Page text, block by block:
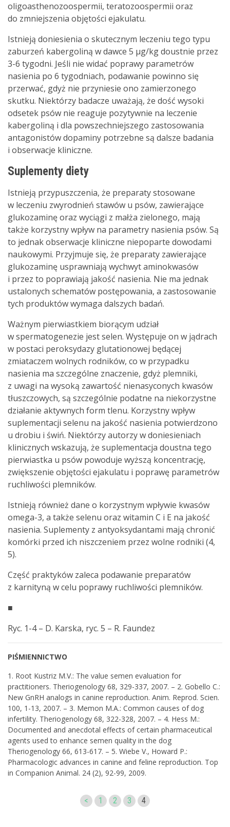
oligoasthenozoospermii, teratozoospermii oraz
do zmniejszenia objętości ejakulatu.
Istnieją doniesienia o skutecznym leczeniu tego typu
zaburzeń kabergoliną w dawce 5 µg/kg doustnie przez
3-6 tygodni. Jeśli nie widać poprawy parametrów
nasienia po 6 tygodniach, podawanie powinno się
przerwać, gdyż nie przyniesie ono zamierzonego
skutku. Niektórzy badacze uważają, że dość wysoki
odsetek psów nie reaguje pozytywnie na leczenie
kabergoliną i dla powszechniejszego zastosowania
antagonistów dopaminy potrzebne są dalsze badania
i obserwacje kliniczne.
Suplementy diety
Istnieją przypuszczenia, że preparaty stosowane
w leczeniu zwyrodnień stawów u psów, zawierające
glukozaminę oraz wyciągi z małża zielonego, mają
także korzystny wpływ na parametry nasienia psów. Są
to jednak obserwacje kliniczne niepoparte dowodami
naukowymi. Przyjmuje się, że preparaty zawierające
glukozaminę usprawniają wychwyt aminokwasów
i przez to poprawiają jakość nasienia. Nie ma jednak
ustalonych schematów postępowania, a zastosowanie
tych produktów wymaga dalszych badań.
Ważnym pierwiastkiem biorącym udział
w spermatogenezie jest selen. Występuje on w jądrach
w postaci peroksydazy glutationowej będącej
zmiataczem wolnych rodników, co w przypadku
nasienia ma szczególne znaczenie, gdyż plemniki,
z uwagi na wysoką zawartość nienasyconych kwasów
tłuszczowych, są szczególnie podatne na niekorzystne
działanie aktywnych form tlenu. Korzystny wpływ
suplementacji selenu na jakość nasienia potwierdzono
u drobiu i świń. Niektórzy autorzy w doniesieniach
klinicznych wskazują, że suplementacja doustna tego
pierwiastka u psów powoduje wyższą koncentrację,
zwiększenie objętości ejakulatu i poprawę parametrów
ruchliwości plemników.
Istnieją również dane o korzystnym wpływie kwasów
omega-3, a także selenu oraz witamin C i E na jakość
nasienia. Suplementy z antyoksydantami mają chronić
komórki przed ich niszczeniem przez wolne rodniki (4,
5).
Część praktyków zaleca podawanie preparatów
z karnityną w celu poprawy ruchliwości plemników.
■
Ryc. 1-4 – D. Karska, ryc. 5 – R. Faundez
PIŚMIENNICTWO
1. Root Kustriz M.V.: The value semen evaluation for
practitioners. Theriogenology 68, 329-337, 2007. – 2. Gobello C.:
New GnRH analogs in canine reproduction. Anim. Reprod. Scien.
100, 1-13, 2007. – 3. Memon M.A.: Common causes of dog
infertility. Theriogenology 68, 322-328, 2007. – 4. Hess M.:
Documented and anecdotal effects of certain pharmaceutical
agents used to enhance semen quality in the dog
Theriogenology 66, 613-617. – 5. Wiebe V., Howard P.:
Pharmacologic advances in canine and feline reproduction. Top
in Companion Animal. 24 (2), 92-99, 2009.
< 1 2 3 4